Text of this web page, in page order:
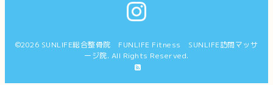
©2026 SUNLIFE総合整骨院 FUNLIFE Fitness SUNLIFE訪問マッサ
ージ院. All Rights Reserved.